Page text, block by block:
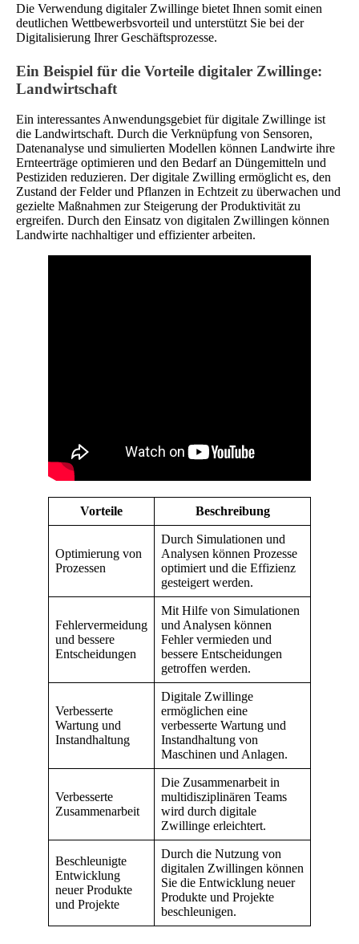
Die Verwendung digitaler Zwillinge bietet Ihnen somit einen
deutlichen Wettbewerbsvorteil und unterstützt Sie bei der
Digitalisierung Ihrer Geschäftsprozesse.
Ein Beispiel für die Vorteile digitaler Zwillinge:
Landwirtschaft
Ein interessantes Anwendungsgebiet für digitale Zwillinge ist
die Landwirtschaft. Durch die Verknüpfung von Sensoren,
Datenanalyse und simulierten Modellen können Landwirte ihre
Ernteerträge optimieren und den Bedarf an Düngemitteln und
Pestiziden reduzieren. Der digitale Zwilling ermöglicht es, den
Zustand der Felder und Pflanzen in Echtzeit zu überwachen und
gezielte Maßnahmen zur Steigerung der Produktivität zu
ergreifen. Durch den Einsatz von digitalen Zwillingen können
Landwirte nachhaltiger und effizienter arbeiten.
Vorteile Beschreibung
Optimierung von
Prozessen
Durch Simulationen und
Analysen können Prozesse
optimiert und die Effizienz
gesteigert werden.
Fehlervermeidung
und bessere
Entscheidungen
Mit Hilfe von Simulationen
und Analysen können
Fehler vermieden und
bessere Entscheidungen
getroffen werden.
Verbesserte
Wartung und
Instandhaltung
Digitale Zwillinge
ermöglichen eine
verbesserte Wartung und
Instandhaltung von
Maschinen und Anlagen.
Verbesserte
Zusammenarbeit
Die Zusammenarbeit in
multidisziplinären Teams
wird durch digitale
Zwillinge erleichtert.
Beschleunigte
Entwicklung
neuer Produkte
und Projekte
Durch die Nutzung von
digitalen Zwillingen können
Sie die Entwicklung neuer
Produkte und Projekte
beschleunigen.